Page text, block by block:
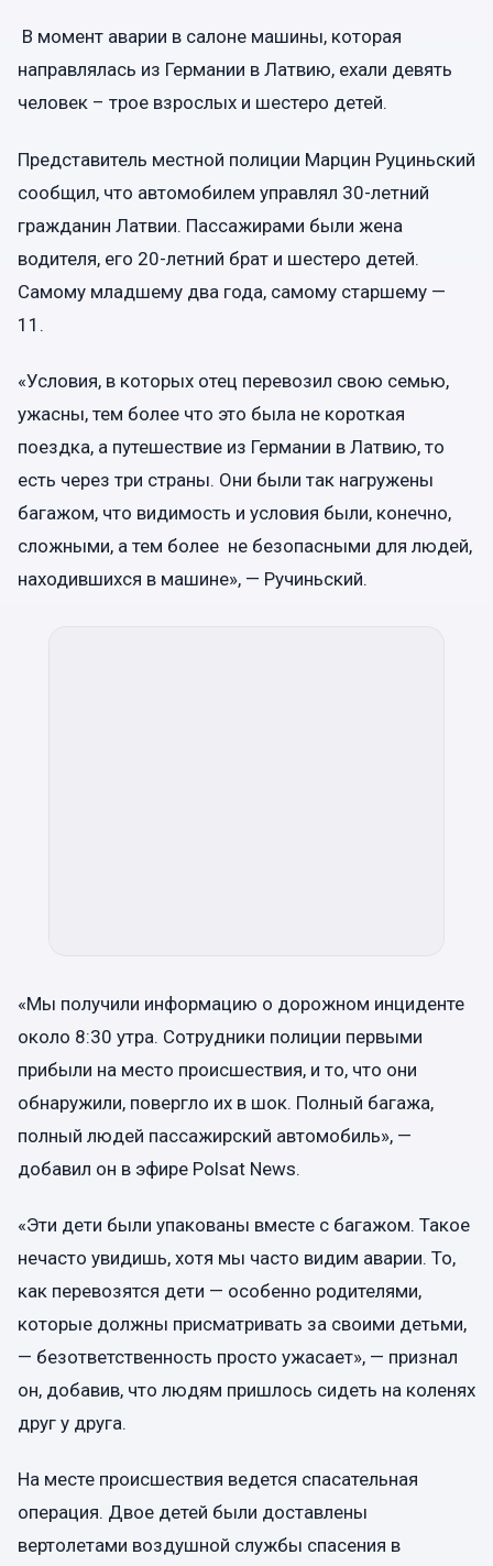
В момент аварии в салоне машины, которая
направлялась из Германии в Латвию, ехали девять
человек – трое взрослых и шестеро детей.
Представитель местной полиции Марцин Руциньский
сообщил, что автомобилем управлял 30-летний
гражданин Латвии. Пассажирами были жена
водителя, его 20-летний брат и шестеро детей.
Самому младшему два года, самому старшему —
11.
«Условия, в которых отец перевозил свою семью,
ужасны, тем более что это была не короткая
поездка, а путешествие из Германии в Латвию, то
есть через три страны. Они были так нагружены
багажом, что видимость и условия были, конечно,
сложными, а тем более не безопасными для людей,
находившихся в машине», — Ручиньский.
«Мы получили информацию о дорожном инциденте
около 8:30 утра. Сотрудники полиции первыми
прибыли на место происшествия, и то, что они
обнаружили, повергло их в шок. Полный багажа,
полный людей пассажирский автомобиль», —
добавил он в эфире Polsat News.
«Эти дети были упакованы вместе с багажом. Такое
нечасто увидишь, хотя мы часто видим аварии. То,
как перевозятся дети — особенно родителями,
которые должны присматривать за своими детьми,
— безответственность просто ужасает», — признал
он, добавив, что людям пришлось сидеть на коленях
друг у друга.
На месте происшествия ведется спасательная
операция. Двое детей были доставлены
вертолетами воздушной службы спасения в